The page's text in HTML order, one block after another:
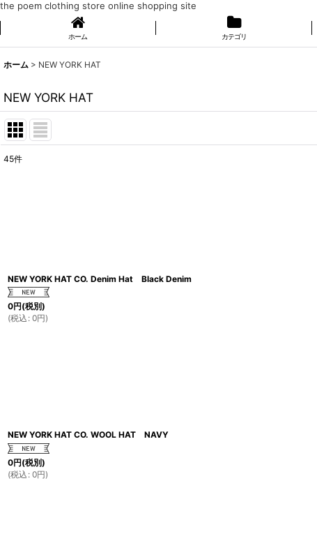
the poem clothing store online shopping site
ホーム カテゴリ
ホーム > NEW YORK HAT
NEW YORK HAT
45件
NEW YORK HAT CO. Denim Hat Black Denim
0円(税別)
(税込 : 0円)
NEW YORK HAT CO. WOOL HAT NAVY
0円(税別)
(税込 : 0円)